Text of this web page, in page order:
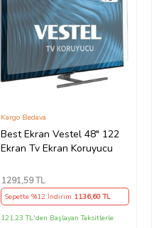
Best Ekran Vestel 48" 122
Ekran Tv Ekran Koruyucu
Kargo Bedava
1291,59 TL
Sepette %12 İndirim 1136,60 TL
121,23 TL'den Başlayan Taksitlerle